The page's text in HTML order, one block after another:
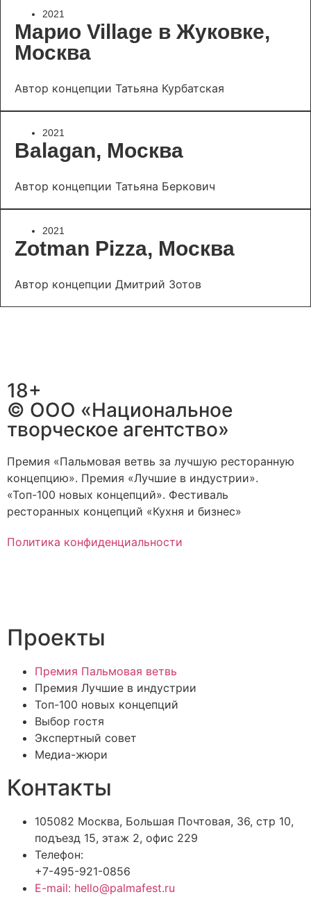
2021
Марио Village в Жуковке,
Москва
Автор концепции Татьяна Курбатская
2021
Balagan, Москва
Автор концепции Татьяна Беркович
2021
Zotman Pizza, Москва
Автор концепции Дмитрий Зотов
18+
© ООО «Национальное
творческое агентство»
Премия «Пальмовая ветвь за лучшую ресторанную
концепцию». Премия «Лучшие в индустрии».
«Топ-100 новых концепций». Фестиваль
ресторанных концепций «Кухня и бизнес»
Политика конфиденциальности
Проекты
Премия Пальмовая ветвь
Премия Лучшие в индустрии
Топ-100 новых концепций
Выбор гостя
Экспертный совет
Медиа-жюри
Контакты
105082 Москва, Большая Почтовая, 36, стр 10,
подъезд 15, этаж 2, офис 229
Телефон:
+7-495-921-0856
E-mail: hello@palmafest.ru